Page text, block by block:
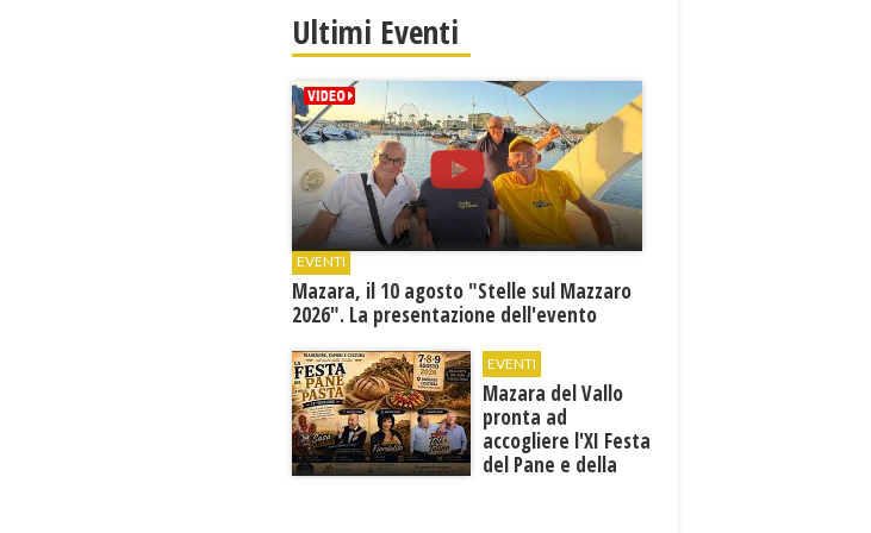
Ultimi Eventi
EVENTI
Mazara, il 10 agosto "Stelle sul Mazzaro
2026". La presentazione dell'evento
EVENTI
Mazara del Vallo
pronta ad
accogliere l'XI Festa
del Pane e della